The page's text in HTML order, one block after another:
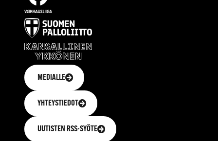
MEDIALLE
YHTEYSTIEDOT
UUTISTEN RSS-SYÖTE